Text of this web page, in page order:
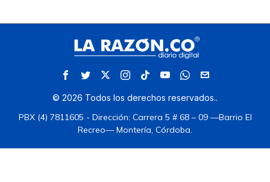
© 2026 Todos los derechos reservados..
PBX (4) 7811605 - Dirección: Carrera 5 # 68 – 09 —Barrio El
Recreo— Montería, Córdoba.